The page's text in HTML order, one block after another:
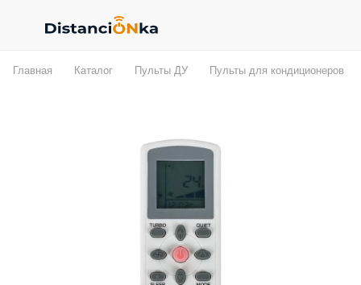
Главная Каталог Пульты ДУ Пульты для кондиционеров